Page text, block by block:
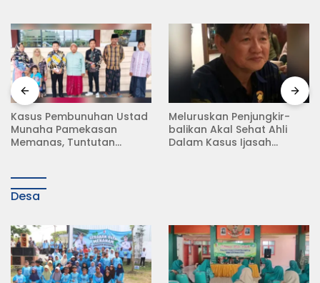
Meluruskan Penjungkir-
balikan Akal Sehat Ahli
Dalam Kasus Ijasah
Rampas Motor Tanpa
Surat Resmi, Modus Baru
Debt Collector di Jalan
Desa